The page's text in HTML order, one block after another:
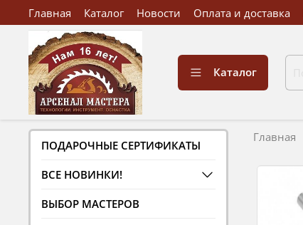
Главная Каталог Новости Оплата и доставка
Каталог
Главная
ПОДАРОЧНЫЕ СЕРТИФИКАТЫ
ВСЕ НОВИНКИ!
ВЫБОР МАСТЕРОВ